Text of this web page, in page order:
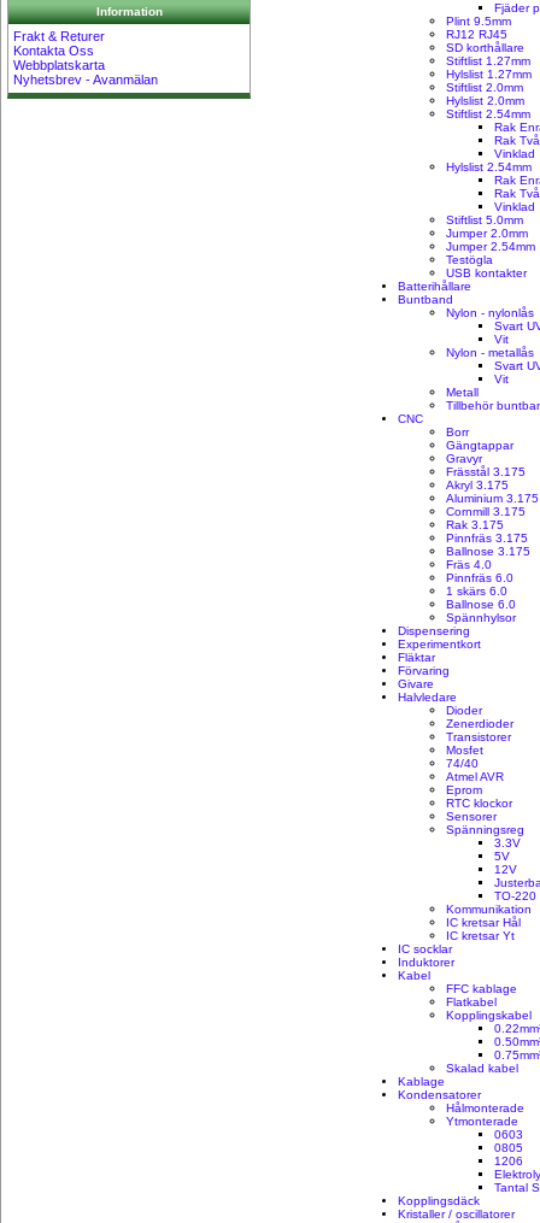
Information
Frakt & Returer
Kontakta Oss
Webbplatskarta
Nyhetsbrev - Avanmälan
Fjäder
Plint 9.5mm
RJ12 RJ45
SD korthållare
Stiftlist 1.27mm
Hylslist 1.27mm
Stiftlist 2.0mm
Hylslist 2.0mm
Stiftlist 2.54mm
Rak
Rak
Vinklad
Hylslist 2.54mm
Rak
Rak
Vinklad
Stiftlist 5.0mm
Jumper 2.0mm
Jumper 2.54mm
Testögla
USB kontakter
Batterihållare
Buntband
Nylon - nylonlås
Svart
Vit
Nylon - metallås
Svart
Vit
Metall
Tillbehör
CNC
Borr
Gängtappar
Gravyr
Frässtål 3.175
Akryl 3.175
Aluminium 3.175
Cornmill 3.175
Rak 3.175
Pinnfräs 3.175
Ballnose 3.175
Fräs 4.0
Pinnfräs 6.0
1 skärs 6.0
Ballnose 6.0
Spännhylsor
Dispensering
Experimentkort
Fläktar
Förvaring
Givare
Halvledare
Dioder
Zenerdioder
Transistorer
Mosfet
74/40
Atmel AVR
Eprom
RTC klockor
Sensorer
Spänningsreg
3.3V
5V
12V
TO-220
Kommunikation
IC kretsar Hål
IC kretsar Yt
IC socklar
Induktorer
Kabel
FFC kablage
Flatkabel
Kopplingskabel
Skalad kabel
Kablage
Kondensatorer
Hålmonterade
Ytmonterade
0603
0805
1206
Tantal
Kopplingsdäck
Kristaller / oscillatorer